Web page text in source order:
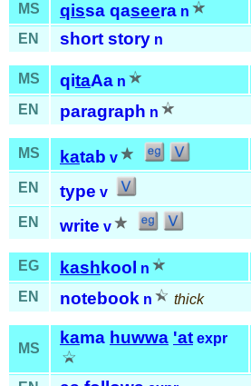
MS qissa qaseera n
EN short story n
MS qitaAa n
EN paragraph n
MS katab v
EN type v
EN
write v
EG kash kool n
EN notebook n thick
MS
kama huwwa 'at expr